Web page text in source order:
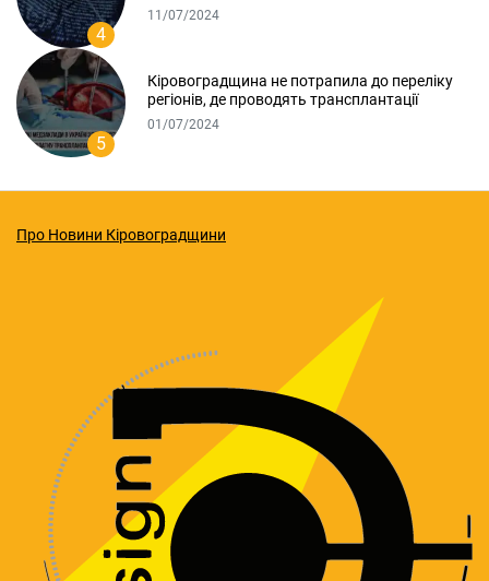
4
11/07/2024
5
Кіровоградщина не потрапила до переліку
регіонів, де проводять трансплантації
01/07/2024
Про Новини Кіровоградщини